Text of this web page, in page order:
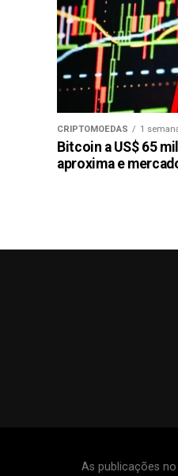
CRIPTOMOEDAS 1
Bitcoin a US$ 65
aproxima e
As publicações